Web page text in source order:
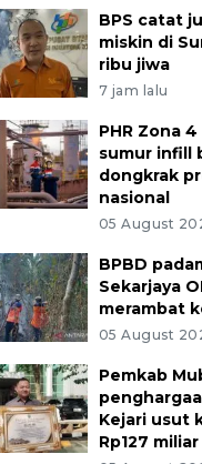
BPS catat
miskin di
ribu jiwa
7 jam lalu
PHR Zona
sumur infill
dongkrak
nasional
05 August
BPBD
Sekarjaya
merambat
05 August
Pemkab
Kejari usut
Rp127 miliar